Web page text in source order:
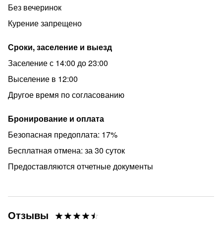
проживания .
Реальные фото реальной квартиры.
Предложение от собственника. Без предоплаты и
комиссии!!!
Стоимость зависит от количества проживающих и
суток.
Без вечеринок
Курение запрещено
Сроки, заселение и выезд
Заселение с 14:00 до 23:00
Выселение в 12:00
Другое время по согласованию
Бронирование и оплата
Безопасная предоплата: 17%
Бесплатная отмена: за 30 суток
Предоставляются отчетные документы
Отзывы